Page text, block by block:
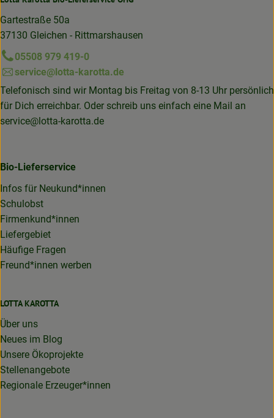
Gartestraße 50a
37130 Gleichen - Rittmarshausen
05508 979 419-0
service@lotta-karotta.de
Telefonisch sind wir Montag bis Freitag von 8-13 Uhr persönlich
für Dich erreichbar. Oder schreib uns einfach eine Mail an
service@lotta-karotta.de
Bio-Lieferservice
Infos für Neukund*innen
Schulobst
Firmenkund*innen
Liefergebiet
Häufige Fragen
Freund*innen werben
LOTTA KAROTTA
Über uns
Neues im Blog
Unsere Ökoprojekte
Stellenangebote
Regionale Erzeuger*innen